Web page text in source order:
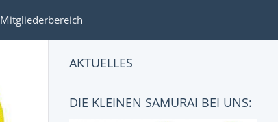
Mitgliederbereich
AKTUELLES
DIE KLEINEN SAMURAI BEI UNS: